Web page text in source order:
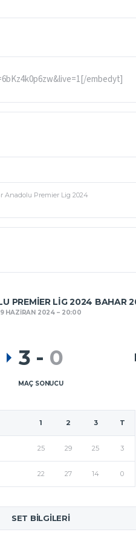
embedyt]
Anadolu Premier Lig 2024
PREMIER LIG 2024 BAHAR
9 HAZIRAN 2024 20:00
3 - 0
MAÇ SONUCU
1 2 3 T
25 29 25 3
22 27 14 0
SET BILGILERI